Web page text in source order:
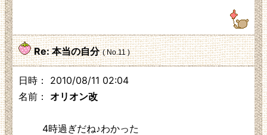
Re: 本当の自分 ( No.11 )
日時： 2010/08/11 02:04
名前： オリオン改
4時過ぎだね♪わかった